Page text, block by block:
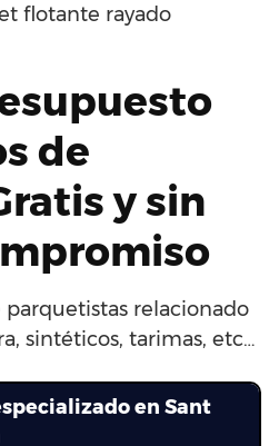
flotante rayado
de
y sin
relacionado
sintéticos, tarimas, etc…
en Sant